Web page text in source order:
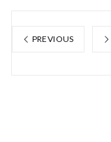
PREVIOUS